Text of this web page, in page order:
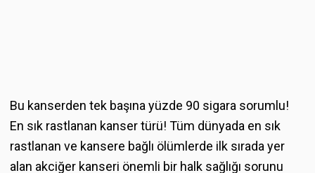
Bu kanserden tek başına yüzde 90 sigara sorumlu!
En sık rastlanan kanser türü! Tüm dünyada en sık
rastlanan ve kansere bağlı ölümlerde ilk sırada yer
alan akciğer kanseri önemli bir halk sağlığı sorunu